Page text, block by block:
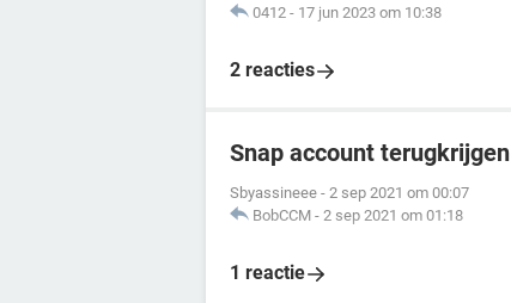
0412 - 17 jun 2023 om 10:38
2 reacties
Snap account terugkrijgen
Sbyassineee - 2 sep 2021 om 00:07
BobCCM - 2 sep 2021 om 01:18
1 reactie